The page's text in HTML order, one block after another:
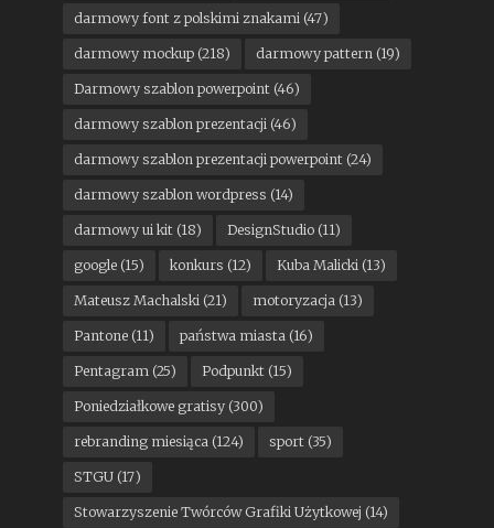
darmowy font z polskimi znakami (47)
darmowy mockup(218) darmowy pattern (19)
Darmowy szablon powerpoint(46)
darmowy szablon prezentacji (46)
darmowy szablon prezentacji powerpoint(24)
darmowy szablon wordpress (14)
darmowy ui kit(18) DesignStudio(11)
google(15) konkurs (12) Kuba Malicki (13)
Mateusz Machalski (21) motoryzacja (13)
Pantone(11) państwa miasta (16)
Pentagram (25) Podpunkt(15)
Poniedziałkowe gratisy(300)
rebranding miesiąca (124) sport(35)
STGU(17)
Stowarzyszenie Twórców Grafiki Użytkowej (14)